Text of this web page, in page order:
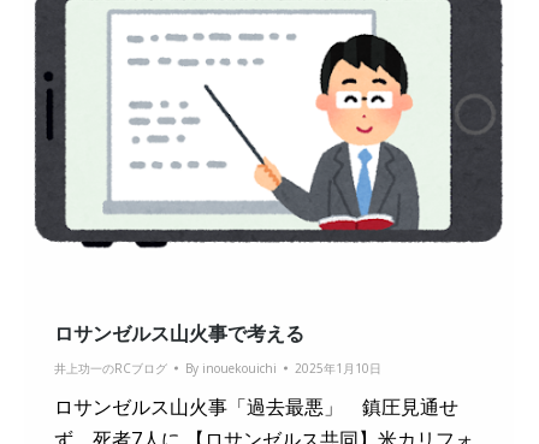
ロサンゼルス山火事で考える
井上功一のRCブログ By inouekouichi 2025年1月10日
ロサンゼルス山火事「過去最悪」 鎮圧見通せ